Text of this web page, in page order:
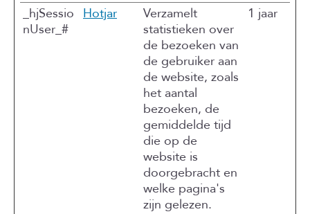
_hjSessio
nUser_#
Hotjar
Verzamelt
statistieken over
de bezoeken van
de gebruiker aan
de website, zoals
het aantal
bezoeken, de
gemiddelde tijd
die op de
website is
doorgebracht en
welke pagina's
zijn gelezen.
1 jaar